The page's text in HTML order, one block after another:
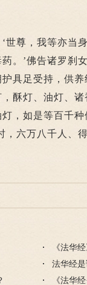
尊，我等亦当
。’佛告诸罗刹
具足受持，供
，酥灯、油灯、
，如是等百千
六万八千人、
《法华
法华经
绍
《法华